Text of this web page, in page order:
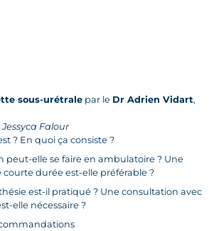
sous-urétrale par le Dr Adrien Vidart,
Falour
? En quoi ça consiste ?
peut-elle se faire en ambulatoire ? Une
courte durée est-elle préférable ?
est-il pratiqué ? Une consultation avec
elle nécessaire ?